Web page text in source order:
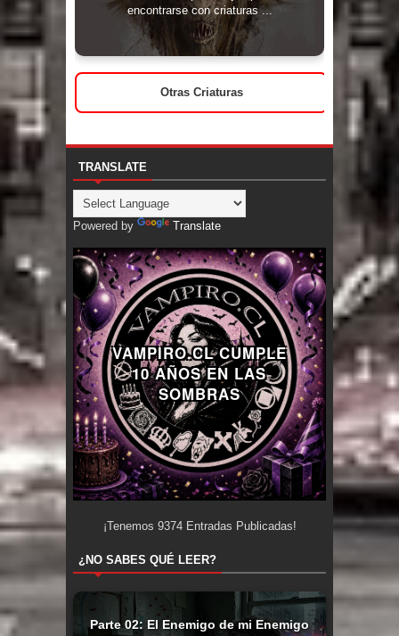
encontrarse con criaturas ...
Otras Criaturas
TRANSLATE
Powered by Translate
VAMPIRO.CL CUMPLE
10 AÑOS EN LAS
SOMBRAS
¡Tenemos 9374Entradas Publicadas!
¿NO SABES QUÉ LEER?
Parte 02: El Enemigo de mi Enemigo